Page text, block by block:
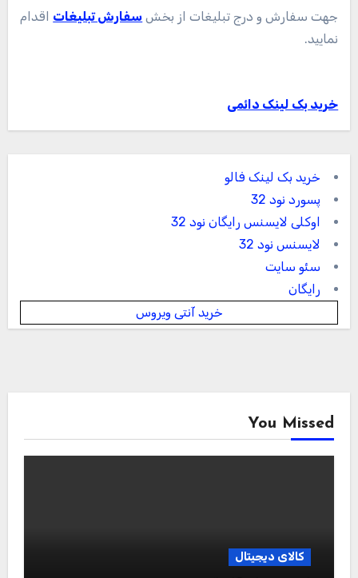
جهت سفارش و درج تبلیغات از بخش سفارش تبلیغات اقدام
نمایید.
خرید بک لینک دائمی
خرید بک لینک فالو
پسورد نود 32
اوکلی لایسنس رایگان نود 32
لایسنس نود 32
سئو سایت
رایگان
خرید آنتی ویروس
You Missed
کالای دیجیتال